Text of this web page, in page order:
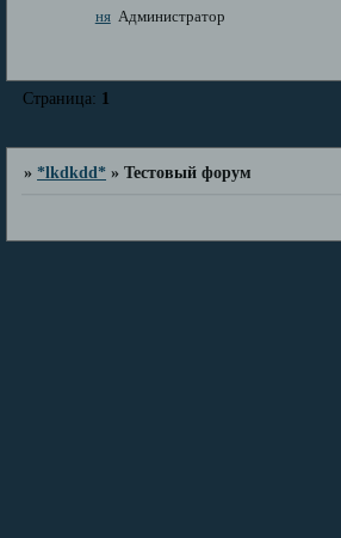
ня Администратор
Страница: 1
»*lkdkdd* »Тестовый форум